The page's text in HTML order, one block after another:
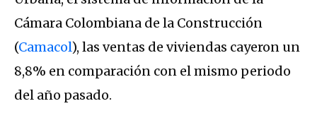
Cámara Colombiana de la Construcción
(Camacol), las ventas de viviendas cayeron un
8,8% en comparación con el mismo periodo
del año pasado.